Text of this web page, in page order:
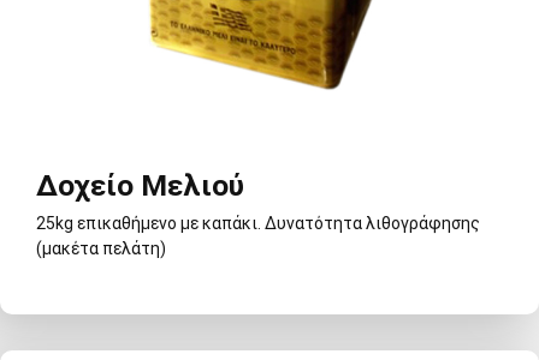
Δοχείο Μελιού
Δοχείο Μελιού
25kg επικαθήμενο με καπάκι. Δυνατότητα λιθογράφησης
(μακέτα πελάτη)